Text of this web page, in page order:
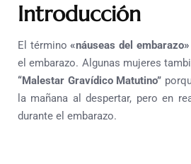
Introducción
El término«náuseas del embarazo»
el embarazo. Algunas mujeres
“Malestar Gravídico Matutino”
la mañana al despertar, pero en
durante el embarazo.